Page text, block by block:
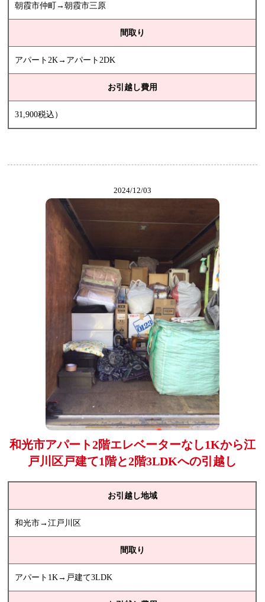
朝霞市仲町→朝霞市三原
間取り
アパート2K→アパート2DK
お引越し費用
31,900税込）
2024/12/03
和光市アパート2階エレベーターなし1Kから江
戸川区戸建て1階と2階3LDKへの引越し
お引越し地域
和光市→江戸川区
間取り
アパート1K→戸建て3LDK